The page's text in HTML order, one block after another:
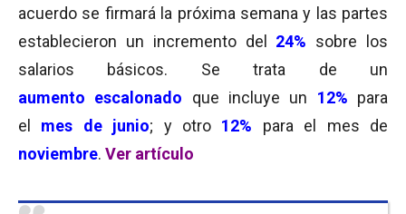
acuerdo se firmará la próxima semana y las partes
establecieron un incremento del 24% sobre los
salarios básicos. Se trata de un
aumento escalonado que incluye un 12% para
el mes de junio; y otro 12% para el mes de
noviembre. Ver artículo